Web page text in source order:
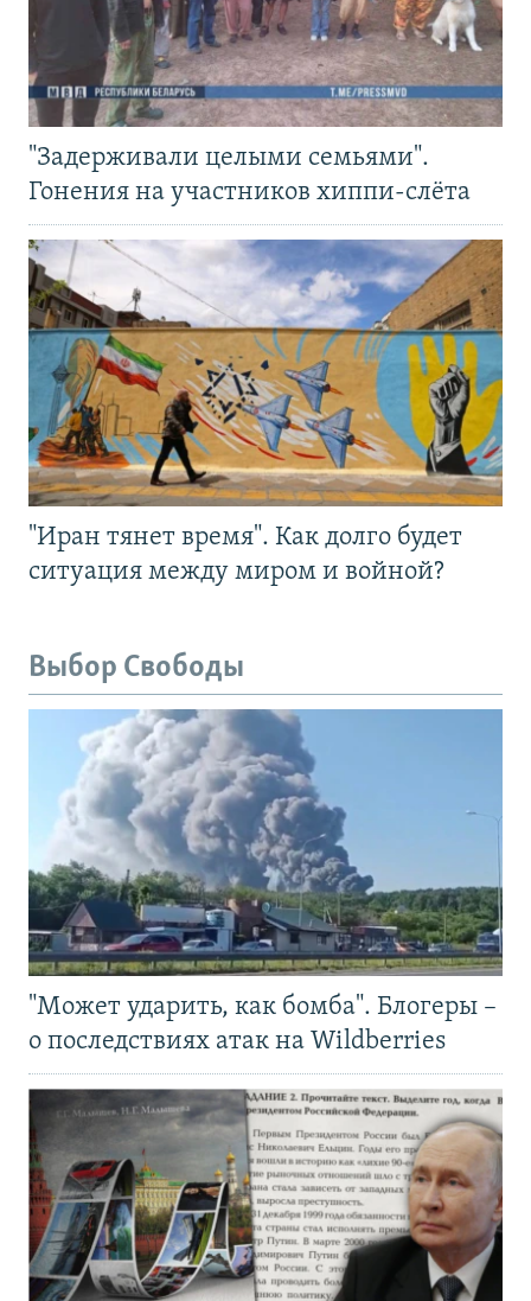
"Задерживали целыми семьями".
Гонения на участников хиппи-слёта
"Иран тянет время". Как долго будет
ситуация между миром и войной?
Выбор Свободы
"Может ударить, как бомба". Блогеры –
о последствиях атак на Wildberries